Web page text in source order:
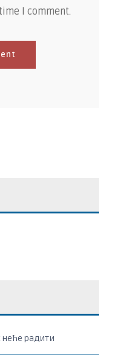
I comment.
радити